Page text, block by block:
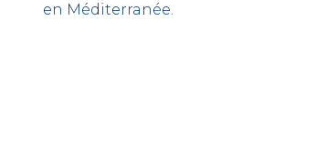
en Méditerranée.